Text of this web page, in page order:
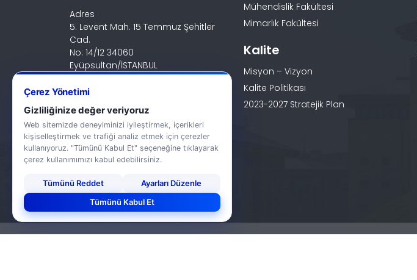
Adres
5. Levent Mah. 15 Temmuz Şehitler
Cad.
No: 14/12 34060
Eyüpsultan/İSTANBUL
İletişim
Mühendislik Fakültesi
Mimarlık Fakültesi
Kalite
Misyon – Vizyon
Kalite Politikası
2023-2027 Stratejik Plan
Çerez Yönetimi
Gizliliğinize değer veriyoruz
Web sitemizde deneyiminizi iyileştirmek, içerikleri
kişiselleştirmek ve trafiği analiz etmek için çerezler
kullanıyoruz. "Tümünü Kabul Et" seçeneğine tıklayarak
çerez kullanımımızı kabul edebilirsiniz.
Tümünü Reddet
Ayarları Düzenle
Tümünü Kabul Et